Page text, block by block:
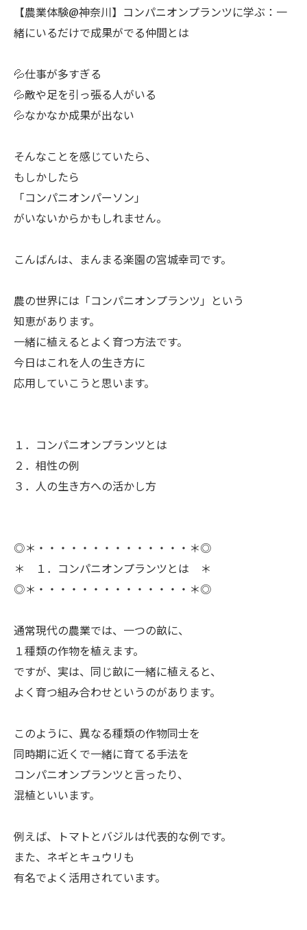
【農業体験@神奈川】コンパニオンプランツに学ぶ：一
緒にいるだけで成果がでる仲間とは
💦仕事が多すぎる
💦敵や足を引っ張る人がいる
💦なかなか成果が出ない
ㅤそんなことを感じていたら、
もしかしたら
「コンパニオンパーソン」
がいないからかもしれません。
ㅤこんばんは、まんまる楽園の宮城幸司です。
ㅤ農の世界には「コンパニオンプランツ」という
知恵があります。
ㅤ一緒に植えるとよく育つ方法です。
今日はこれを人の生き方に
応用していこうと思います。
１．コンパニオンプランツとは
２．相性の例
３．人の生き方への活かし方
◎＊・・・・・・・・・・・・・・＊◎
＊ １．コンパニオンプランツとは ＊
◎＊・・・・・・・・・・・・・・＊◎
ㅤ通常現代の農業では、一つの畝に、
１種類の作物を植えます。
ですが、実は、同じ畝に一緒に植えると、
よく育つ組み合わせというのがあります。
ㅤこのように、異なる種類の作物同士を
同時期に近くで一緒に育てる手法を
コンパニオンプランツと言ったり、
混植といいます。
ㅤ例えば、トマトとバジルは代表的な例です。
また、ネギとキュウリも
有名でよく活用されています。